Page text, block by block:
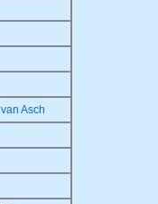
Asch